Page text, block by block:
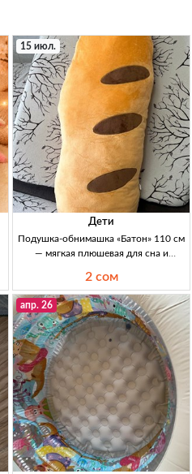
15 июл.
Дети
Подушка-обнимашка «Батон» 110 см
— мягкая плюшевая для сна и
обнимашка «Батон», 110 см; мягкий
плюш; приятный наполнитель; для
сна/отдыха; интерьерный де
2 сом
апр. 26